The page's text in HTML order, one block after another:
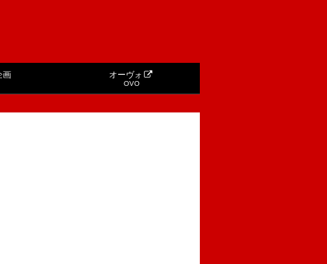
画 オーヴォ
OVO